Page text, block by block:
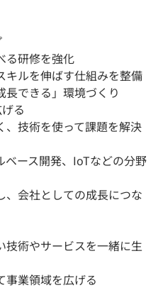
る研修を強化
キルを伸ばす仕組みを整備
できる」環境づくり
る
技術を使って課題を解決
ース開発、IoTなどの分野
会社としての成長につな
術やサービスを一緒に生
事業領域を広げる